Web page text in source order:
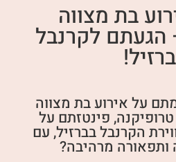
בת מצווה
הגעתם לקרנבל
על אירוע בת מצווה
טרופיקנה, פינטזתם על
הקרנבל בברזיל, עם
ותפאורה מרהיבה?